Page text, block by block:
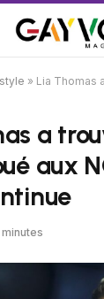
» Lia Thomas a trouvé
a
aux
minutes